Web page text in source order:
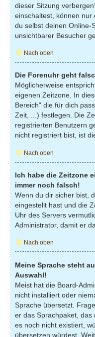
dieser Sitzung
einschaltest, können nur
du selbst deinen Online-
unsichtbarer Besucher
Nach oben
Die Forenuhr geht
Möglicherweise
eigenen Zeitzone. In
Bereich“ die für dich
Zeit, ...) festlegen. Die
registrierten Benutzern
nicht registriert bist, ist
Nach oben
Ich habe die Zeitzone
immer noch falsch!
Wenn du dir sicher bist,
eingestellt hast und die
Uhr des Servers
Administrator, damit er
Nach oben
Meine Sprache steht
Auswahl!
Meist hat die Board-
nicht installiert oder
Sprache übersetzt.
er das Sprachpaket, das
es noch nicht existiert,
übersetzen würdest.